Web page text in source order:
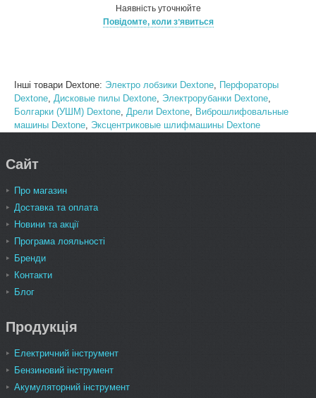
Наявність уточнюйте
Повідомте, коли зʼявиться
Інші товари Dextone: Электро лобзики Dextone, Перфораторы
Dextone, Дисковые пилы Dextone, Электрорубанки Dextone,
Болгарки (УШМ) Dextone, Дрели Dextone, Виброшлифовальные
машины Dextone, Эксцентриковые шлифмашины Dextone
Сайт
Про магазин
Доставка та оплата
Новини та акції
Програма лояльності
Бренди
Контакти
Блог
Продукція
Електричний інструмент
Бензиновий інструмент
Акумуляторний інструмент